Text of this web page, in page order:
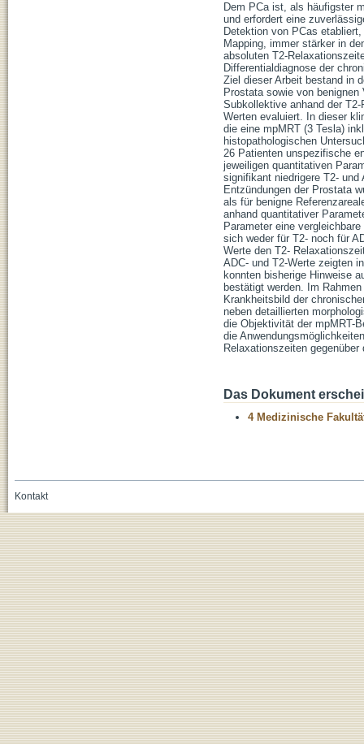
Dem PCa ist, als häufigster
und erfordert eine
Detektion von PCas
Mapping, immer stärker in
absoluten T2-
Differentialdiagnose der
Ziel dieser Arbeit bestand in
Prostata sowie von
Subkollektive anhand der
Werten evaluiert. In dieser
die eine mpMRT (3 Tesla)
histopathologischen
26 Patienten unspezifische
jeweiligen quantitativen
signifikant niedrigere T2-
Entzündungen der Prostata
als für benigne
anhand quantitativer
Parameter eine
sich weder für T2- noch für
Werte den T2-
ADC- und T2-Werte zeigten
konnten bisherige Hinweise
bestätigt werden. Im
Krankheitsbild der
neben detaillierten
die Objektivität der mpMRT-
die
Relaxationszeiten
Das Dokument
4 Medizinische
Kontakt